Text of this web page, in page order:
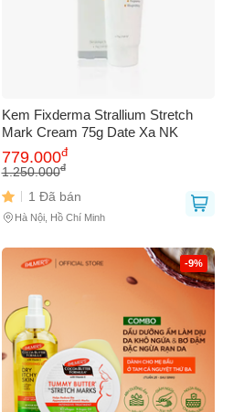
Kem Fixderma Strallium Stretch
Mark Cream 75g Date Xa NK
779.000đ
1.250.000đ
1 Đã bán
Hà Nội, Hồ Chí Minh
-9%